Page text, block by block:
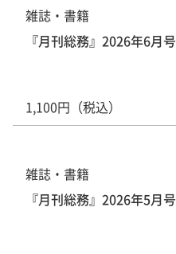
雑誌・書籍
『月刊総務』2026年6月号
1,100円（税込）
雑誌・書籍
『月刊総務』2026年5月号